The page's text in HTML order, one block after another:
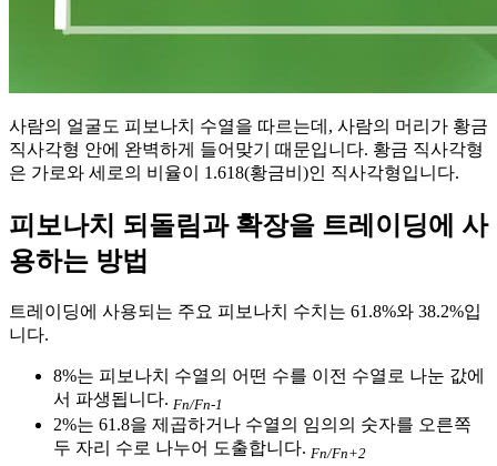
사람의 얼굴도 피보나치 수열을 따르는데, 사람의 머리가 황금
직사각형 안에 완벽하게 들어맞기 때문입니다. 황금 직사각형
은 가로와 세로의 비율이 1.618(황금비)인 직사각형입니다.
피보나치 되돌림과 확장을 트레이딩에 사
용하는 방법
트레이딩에 사용되는 주요 피보나치 수치는 61.8%와 38.2%입
니다.
8%는 피보나치 수열의 어떤 수를 이전 수열로 나눈 값에
서 파생됩니다. Fn/Fn-1
2%는 61.8을 제곱하거나 수열의 임의의 숫자를 오른쪽
두 자리 수로 나누어 도출합니다. Fn/Fn+2